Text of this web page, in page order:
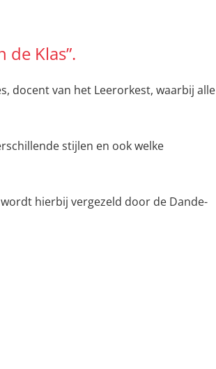
Klas”.
docent van het Leerorkest, waarbij alle
stijlen en ook welke
wordt hierbij vergezeld door de Dande-